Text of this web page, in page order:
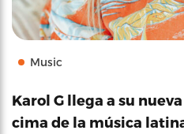
Music
Karol G llega a su
cima de la música